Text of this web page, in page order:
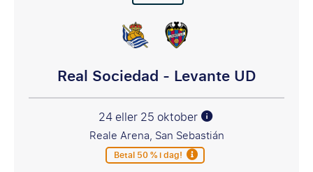
Real Sociedad - Levante UD
24 eller 25 oktober
Reale Arena, San Sebastián
Betal 50 % i dag!